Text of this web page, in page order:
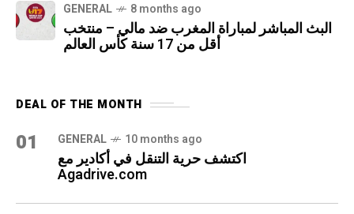
GENERAL 8 months ago
البث المباشر لمباراة المغرب ضد مالي – منتخب
أقل من 17 سنة كأس العالم
DEAL OF THE MONTH
01 GENERAL 10 months ago
اكتشف حرية التنقل في أكادير مع
Agadrive.com